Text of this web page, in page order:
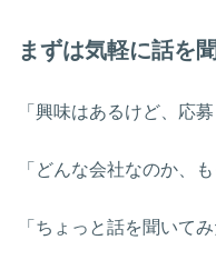
まずは気軽に話を
「興味はあるけど、応
「どんな会社なのか、
「ちょっと話を聞いてみ